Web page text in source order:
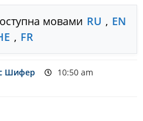
мовами RU , EN
, FR
Шифер
10:50 am